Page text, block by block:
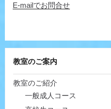
E-mailでお問合せ
教室のご案内
教室のご紹介
一般成人コース